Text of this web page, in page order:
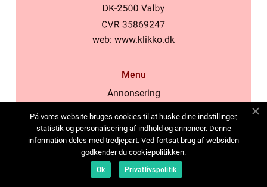
web: www.klikko.dk
Menu
Annonsering
Cookies
Kontakta oss
Sitemap
På vores website bruges cookies til at huske dine indstillinger,
statistik og personalisering af indhold og annoncer. Denne
information deles med tredjepart. Ved fortsat brug af websiden
godkender du cookiepolitikken.
Ok Privatlivspolitik